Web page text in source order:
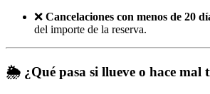
❌ Cancelaciones con menos de 20
del importe de la reserva.
🌦️ ¿Qué pasa si llueve o hace mal